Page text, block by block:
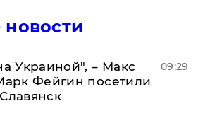
Украиной", – Макс
Фейгин посетили
09:29